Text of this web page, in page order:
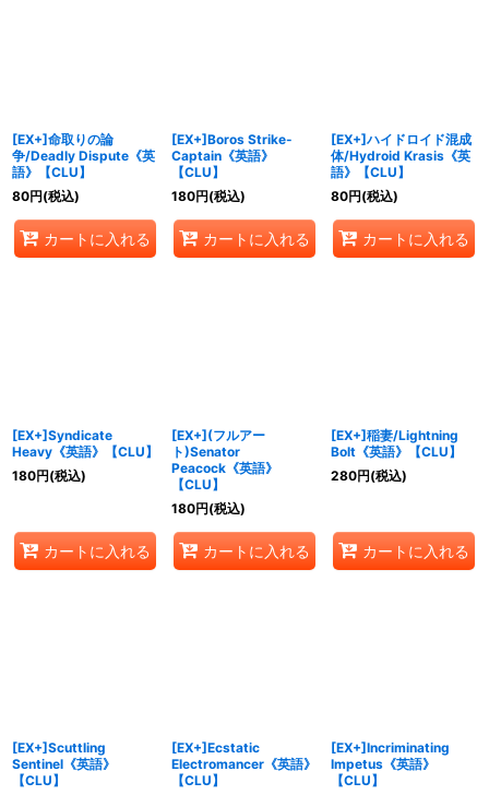
[EX+]命取りの論
争/Deadly Dispute《英
語》【CLU】
80円(税込)
カートに入れる
[EX+]Boros Strike-
Captain《英語》
【CLU】
180円(税込)
カートに入れる
[EX+]ハイドロイド混成
体/Hydroid Krasis《英
語》【CLU】
80円(税込)
カートに入れる
[EX+]Syndicate
Heavy《英語》【CLU】
180円(税込)
カートに入れる
[EX+](フルアー
ト)Senator
Peacock《英語》
【CLU】
180円(税込)
カートに入れる
[EX+]稲妻/Lightning
Bolt《英語》【CLU】
280円(税込)
カートに入れる
[EX+]Scuttling
Sentinel《英語》
【CLU】
[EX+]Ecstatic
Electromancer《英語》
【CLU】
[EX+]Incriminating
Impetus《英語》
【CLU】